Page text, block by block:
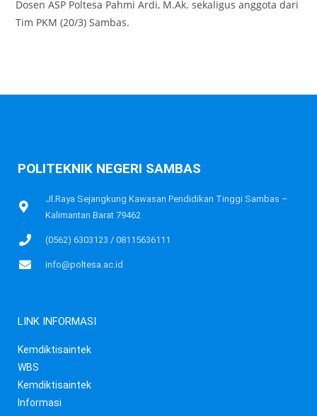
Dosen ASP Poltesa Pahmi Ardi, M.Ak. sekaligus anggota dari
Tim PKM (20/3) Sambas.
POLITEKNIK NEGERI SAMBAS
Jl.Raya Sejangkung Kawasan Pendidikan Tinggi Sambas –
Kalimantan Barat 79462
(0562) 6303123 / 08115636111
info@poltesa.ac.id
LINK INFORMASI
Kemdiktisaintek
WBS
Kemdiktisaintek
Informasi